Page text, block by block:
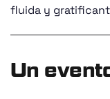
fluida y
Un